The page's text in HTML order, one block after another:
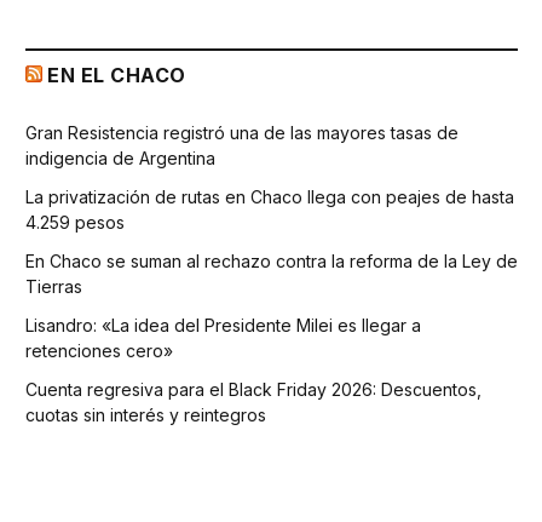
EN EL CHACO
Gran Resistencia registró una de las mayores tasas de
indigencia de Argentina
La privatización de rutas en Chaco llega con peajes de hasta
4.259 pesos
En Chaco se suman al rechazo contra la reforma de la Ley de
Tierras
Lisandro: «La idea del Presidente Milei es llegar a
retenciones cero»
Cuenta regresiva para el Black Friday 2026: Descuentos,
cuotas sin interés y reintegros